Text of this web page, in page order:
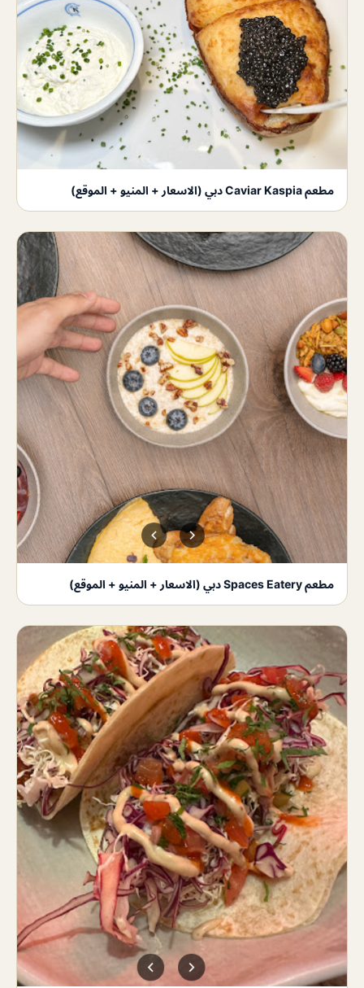
مطعم Caviar Kaspia دبي (الاسعار + المنيو + الموقع)
مطعم Spaces Eatery دبي (الاسعار + المنيو + الموقع)